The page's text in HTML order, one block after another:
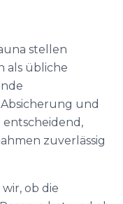
stellen
als übliche
und
zuverlässig
ob die